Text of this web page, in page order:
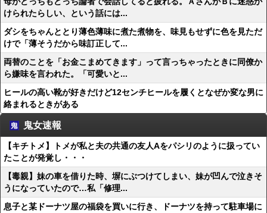
けられたらしい、という話には...
ダシをちゃんととり薄色薄味に煮た煮物を、味見もせずに色を見ただ
けで「薄そうだから味訂正して...
両替のことを「お金こまめてきます」って言っちゃったときに同僚か
ら嫌味を言われた。「可愛いと...
ヒールの高い靴が好きだけど12センチヒールを履くとなぜか変な男に
絡まれるときがある
鬼女速報
【キチトメ】トメが私と夫の共通の友人Aをパシリのように扱ってい
たことが発覚し・・・
【毒親】妹の車を借りた時、塀にぶつけてしまい、妹が凹んで泣きそ
うになっていたので…私「修理...
息子と某ドーナツ屋の福袋を買いに行き、ドーナツを持って駐車場に